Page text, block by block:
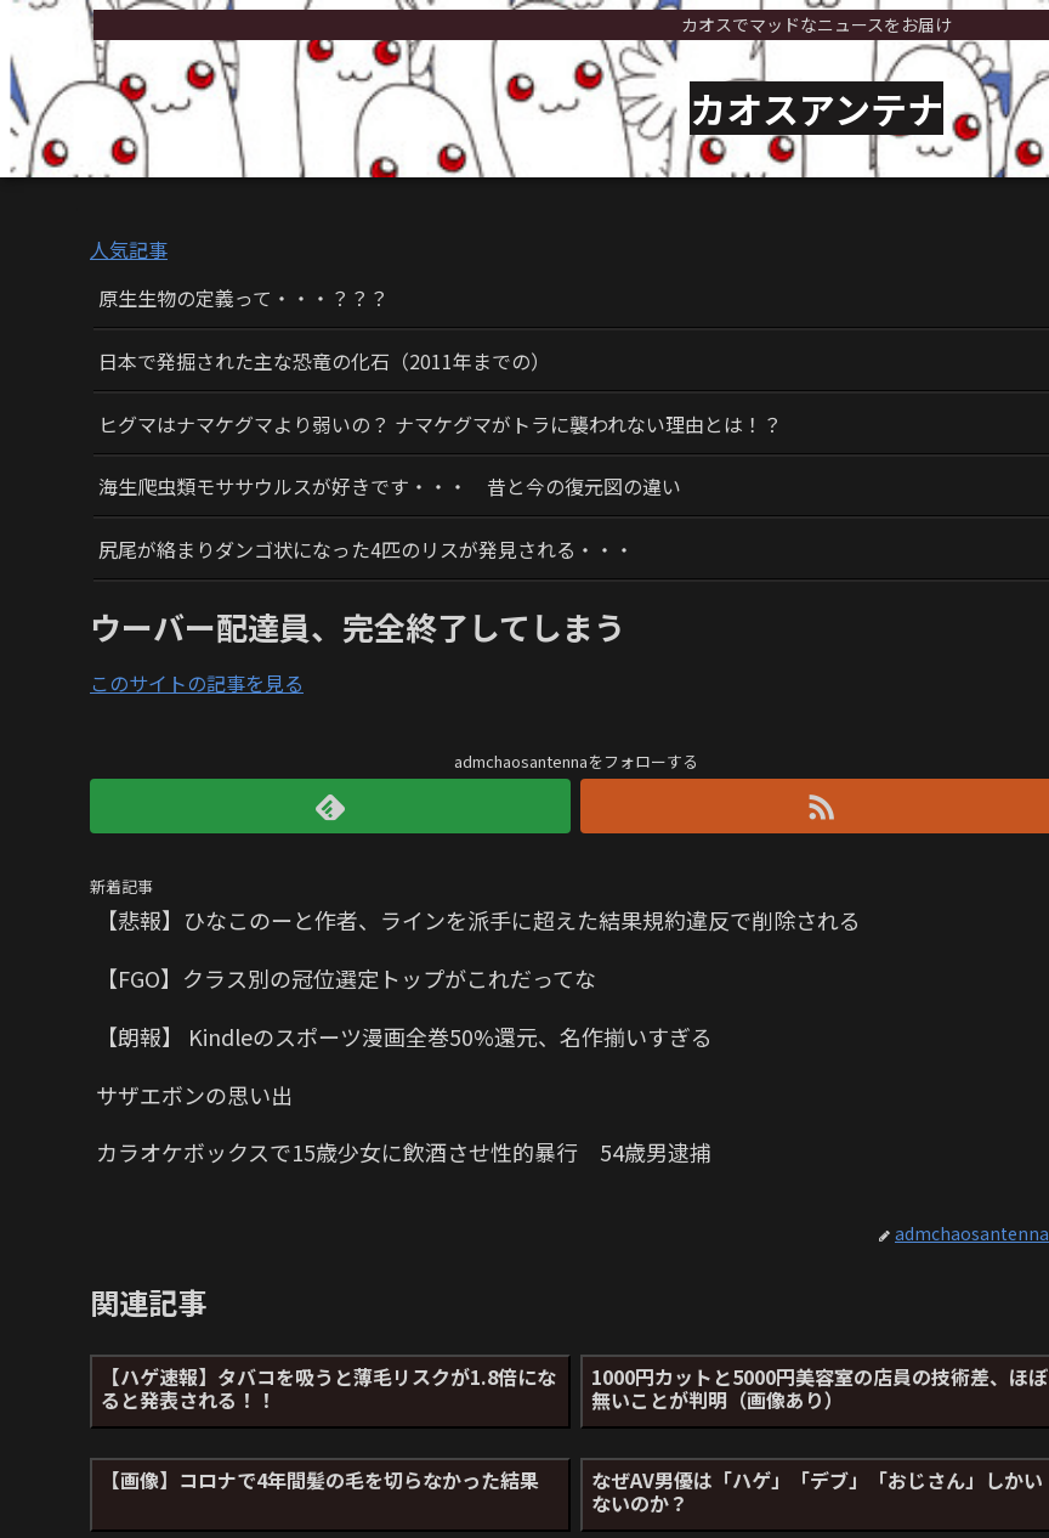
カオスでマッドなニュースをお届け
カオスアンテナ
人気記事
原生生物の定義って・・・？？？
日本で発掘された主な恐竜の化石（2011年までの）
ヒグマはナマケグマより弱いの？ ナマケグマがトラに襲われない理由とは！？
海生爬虫類モササウルスが好きです・・・ 昔と今の復元図の違い
尻尾が絡まりダンゴ状になった4匹のリスが発見される・・・
ウーバー配達員、完全終了してしまう
このサイトの記事を見る
admchaosantennaをフォローする
新着記事
【悲報】ひなこのーと作者、ラインを派手に超えた結果規約違反で削除される
【FGO】クラス別の冠位選定トップがこれだってな
【朗報】 Kindleのスポーツ漫画全巻50%還元、名作揃いすぎる
サザエボンの思い出
カラオケボックスで15歳少女に飲酒させ性的暴行 54歳男逮捕
admchaosantenna
関連記事
【ハゲ速報】タバコを吸うと薄毛リスクが1.8倍にな
ると発表される！！
1000円カットと5000円美容室の店員の技術差、ほぼ
無いことが判明（画像あり）
【画像】コロナで4年間髪の毛を切らなかった結果 なぜAV男優は「ハゲ」「デブ」「おじさん」しかい
ないのか？